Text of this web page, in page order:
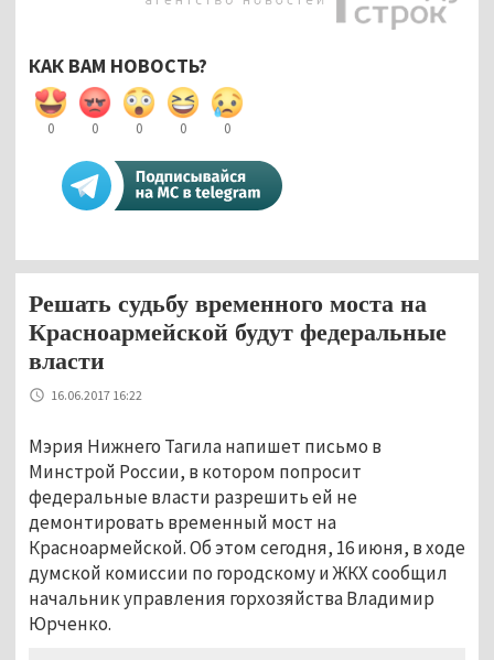
КАК ВАМ НОВОСТЬ?
0 0 0 0 0
Решать судьбу временного моста на
Красноармейской будут федеральные
власти
16.06.2017 16:22
Мэрия Нижнего Тагила напишет письмо в
Минстрой России, в котором попросит
федеральные власти разрешить ей не
демонтировать временный мост на
Красноармейской. Об этом сегодня, 16 июня, в ходе
думской комиссии по городскому и ЖКХ сообщил
начальник управления горхозяйства Владимир
Юрченко.